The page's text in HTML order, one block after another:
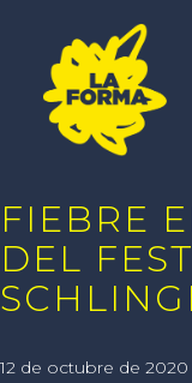
FIEBRE
DEL
12 de octubre de 2020